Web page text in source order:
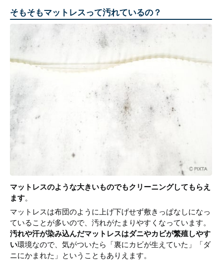
そもそもマットレスって汚れているの？
マットレスのような大きいものでもクリーニングしてもらえ
ます。
マットレスは布団のように上げ下げせず敷きっぱなしになっ
ていることが多いので、汚れがたまりやすくなっています。
汚れや汗が染み込んだマットレスはダニやカビが繁殖しやす
い環境なので、気がついたら「裏にカビが生えていた」「ダ
ニにかまれた」ということもありえます。